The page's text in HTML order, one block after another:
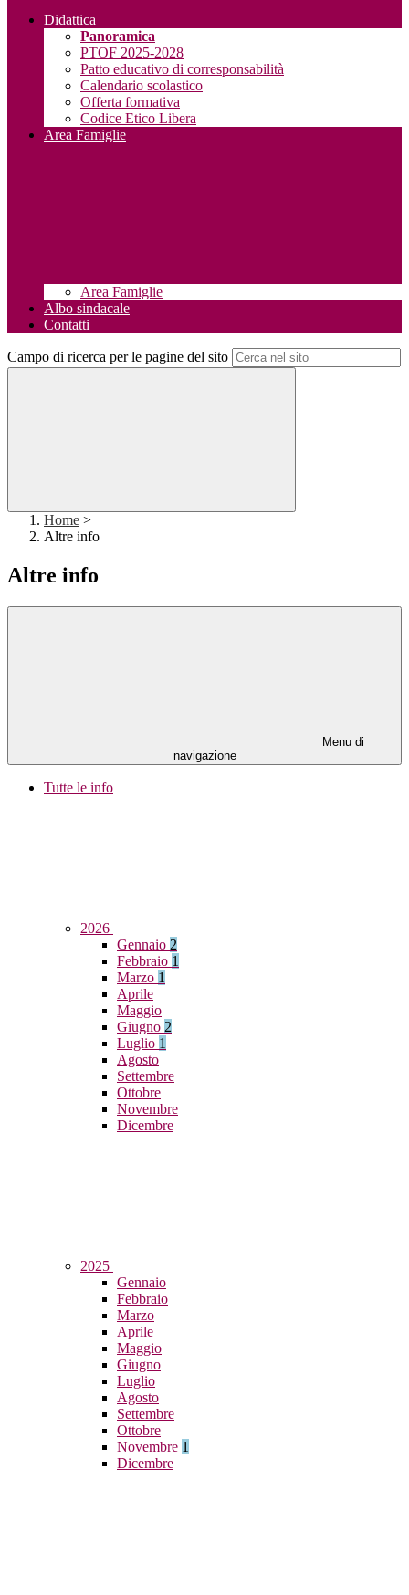
Didattica
Panoramica
PTOF 2025-2028
Patto educativo di corresponsabilità
Calendario scolastico
Offerta formativa
Codice Etico Libera
Area Famiglie
Area Famiglie
Albo sindacale
Contatti
Campo di ricerca per le pagine del sito
Home >
Altre info
Altre info
Menu di
navigazione
Tutte le info
2026
Gennaio 2
Febbraio 1
Marzo 1
Aprile
Maggio
Giugno 2
Luglio 1
Agosto
Settembre
Ottobre
Novembre
Dicembre
2025
Gennaio
Febbraio
Marzo
Aprile
Maggio
Giugno
Luglio
Agosto
Settembre
Ottobre
Novembre 1
Dicembre